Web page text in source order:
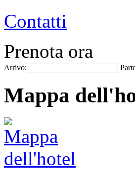
Contatti
Prenota ora
Arrivo:
Mappa